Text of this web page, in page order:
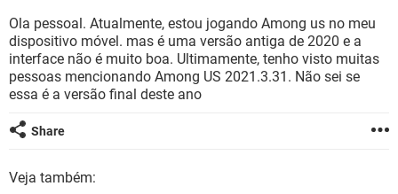
GUIA DE COMPRAS
INSTAGRAM GMAIL
GUIA DE COMPRAS
CELULAR FACEBOOK
OUTLOOK EXCEL
INSTAGRAM GMAIL
Ola pessoal. Atualmente, estou jogando Among us no meu
dispositivo móvel. mas é uma versão antiga de 2020 e a
interface não é muito boa. Ultimamente, tenho visto muitas
pessoas mencionando Among US 2021.3.31. Não sei se
essa é a versão final deste ano
Share
Veja também: